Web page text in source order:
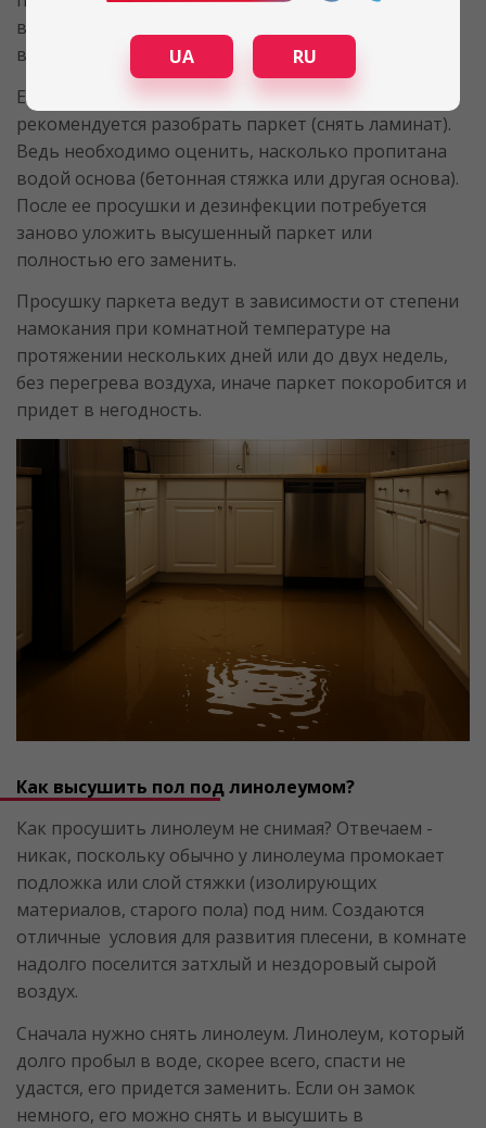
воды. Часто после затопления они коробятся и
вздуваются, под ними развивается грибок.
Если полы были залиты водой длительное время,
рекомендуется разобрать паркет (снять ламинат).
Ведь необходимо оценить, насколько пропитана
водой основа (бетонная стяжка или другая основа).
После ее просушки и дезинфекции потребуется
заново уложить высушенный паркет или
полностью его заменить.
Просушку паркета ведут в зависимости от степени
намокания при комнатной температуре на
протяжении нескольких дней или до двух недель,
без перегрева воздуха, иначе паркет покоробится и
придет в негодность.
Как высушить пол под линолеумом?
Как просушить линолеум не снимая? Отвечаем -
никак, поскольку обычно у линолеума промокает
подложка или слой стяжки (изолирующих
материалов, старого пола) под ним. Создаются
отличные условия для развития плесени, в комнате
надолго поселится затхлый и нездоровый сырой
воздух.
Сначала нужно снять линолеум. Линолеум, который
долго пробыл в воде, скорее всего, спасти не
удастся, его придется заменить. Если он замок
немного, его можно снять и высушить в
UA RU